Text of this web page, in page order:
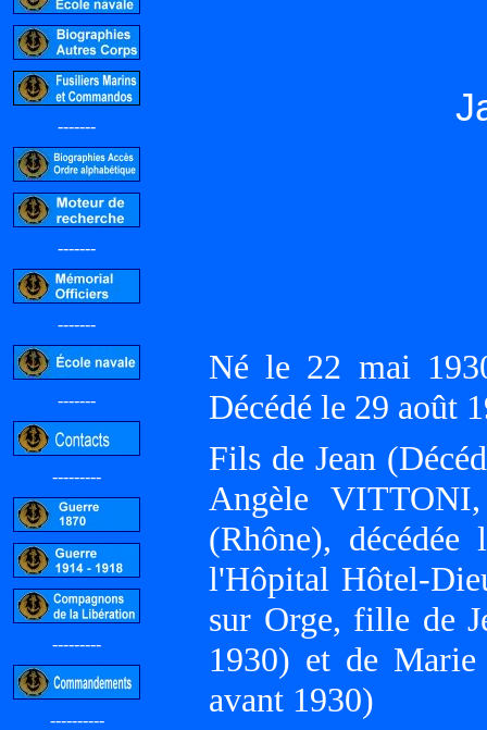
-------
-------
-------
-------
---------
---------
----------
Né le 22 mai
Décédé le 29 août
Fils de Jean
Angèle
(Rhône),
l'Hôpital Hôtel-
sur Orge, fille de
1930) et de Marie
avant 1930)